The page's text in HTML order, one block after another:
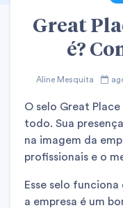
Great
é?
Aline Mesquita
O selo Great
todo. Sua
na imagem da
profissionais e o
Esse selo
a empresa é um